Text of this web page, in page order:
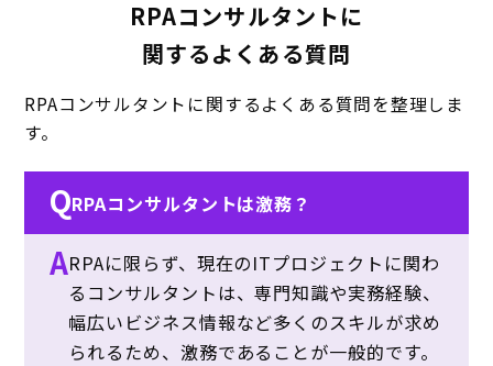
RPAコンサルタントに
関するよくある質問
RPAコンサルタントに関するよくある質問を整理しま
す。
QRPAコンサルタントは激務？
ARPAに限らず、現在のITプロジェクトに関わ
るコンサルタントは、専門知識や実務経験、
幅広いビジネス情報など多くのスキルが求め
られるため、激務であることが一般的です。